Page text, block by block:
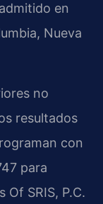
en
Nueva
no
resultados
con
para
SRIS, P.C.